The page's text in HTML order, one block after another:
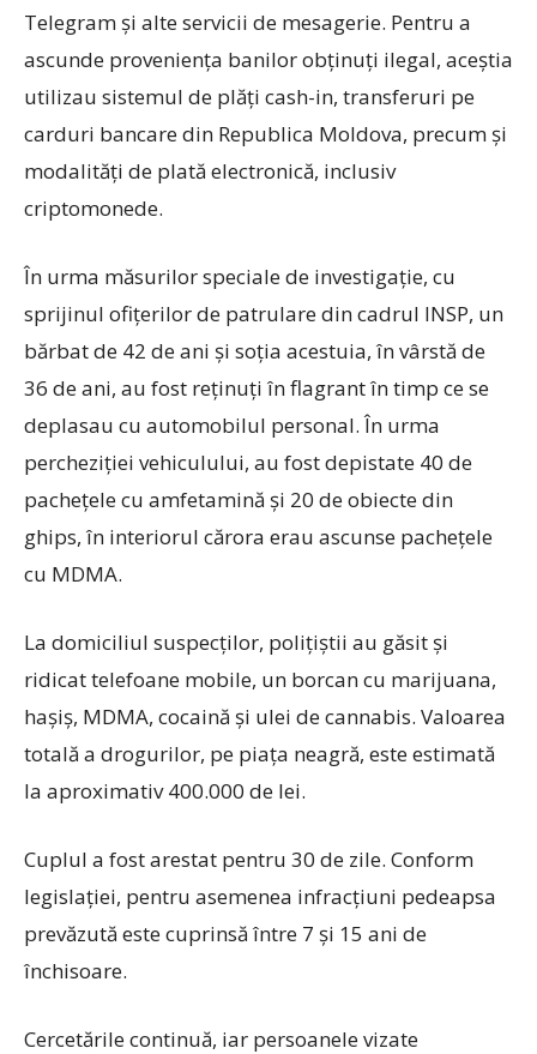
Telegram și alte servicii de mesagerie. Pentru a
ascunde proveniența banilor obținuți ilegal, aceștia
utilizau sistemul de plăți cash-in, transferuri pe
carduri bancare din Republica Moldova, precum și
modalități de plată electronică, inclusiv
criptomonede.
În urma măsurilor speciale de investigație, cu
sprijinul ofițerilor de patrulare din cadrul INSP, un
bărbat de 42 de ani și soția acestuia, în vârstă de
36 de ani, au fost reținuți în flagrant în timp ce se
deplasau cu automobilul personal. În urma
percheziției vehiculului, au fost depistate 40 de
pachețele cu amfetamină și 20 de obiecte din
ghips, în interiorul cărora erau ascunse pachețele
cu MDMA.
La domiciliul suspecților, polițiștii au găsit și
ridicat telefoane mobile, un borcan cu marijuana,
hașiș, MDMA, cocaină și ulei de cannabis. Valoarea
totală a drogurilor, pe piața neagră, este estimată
la aproximativ 400.000 de lei.
Cuplul a fost arestat pentru 30 de zile. Conform
legislației, pentru asemenea infracțiuni pedeapsa
prevăzută este cuprinsă între 7 și 15 ani de
închisoare.
Cercetările continuă, iar persoanele vizate